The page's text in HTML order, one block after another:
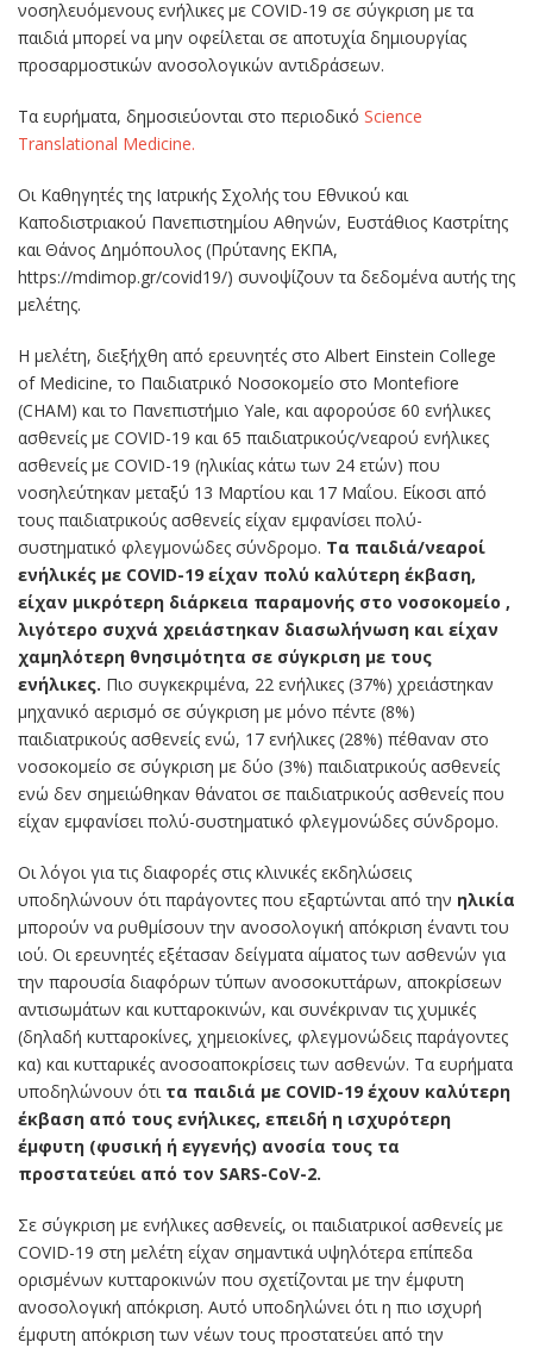
νοσηλευόμενους ενήλικες με COVID-19 σε σύγκριση με τα
παιδιά μπορεί να μην οφείλεται σε αποτυχία δημιουργίας
προσαρμοστικών ανοσολογικών αντιδράσεων.
Τα ευρήματα, δημοσιεύονται στο περιοδικό Science
Translational Medicine.
Οι Καθηγητές της Ιατρικής Σχολής του Εθνικού και
Καποδιστριακού Πανεπιστημίου Αθηνών, Ευστάθιος Καστρίτης
και Θάνος Δημόπουλος (Πρύτανης ΕΚΠΑ,
https://mdimop.gr/covid19/) συνοψίζουν τα δεδομένα αυτής της
μελέτης.
Η μελέτη, διεξήχθη από ερευνητές στο Albert Einstein College
of Medicine, το Παιδιατρικό Νοσοκομείο στο Montefiore
(CHAM) και το Πανεπιστήμιο Yale, και αφορούσε 60 ενήλικες
ασθενείς με COVID-19 και 65 παιδιατρικούς/νεαρού ενήλικες
ασθενείς με COVID-19 (ηλικίας κάτω των 24 ετών) που
νοσηλεύτηκαν μεταξύ 13 Μαρτίου και 17 Μαΐου. Είκοσι από
τους παιδιατρικούς ασθενείς είχαν εμφανίσει πολύ-
συστηματικό φλεγμονώδες σύνδρομο. Τα παιδιά/νεαροί
ενήλικές με COVID-19 είχαν πολύ καλύτερη έκβαση,
είχαν μικρότερη διάρκεια παραμονής στο νοσοκομείο ,
λιγότερο συχνά χρειάστηκαν διασωλήνωση και είχαν
χαμηλότερη θνησιμότητα σε σύγκριση με τους
ενήλικες. Πιο συγκεκριμένα, 22 ενήλικες (37%) χρειάστηκαν
μηχανικό αερισμό σε σύγκριση με μόνο πέντε (8%)
παιδιατρικούς ασθενείς ενώ, 17 ενήλικες (28%) πέθαναν στο
νοσοκομείο σε σύγκριση με δύο (3%) παιδιατρικούς ασθενείς
ενώ δεν σημειώθηκαν θάνατοι σε παιδιατρικούς ασθενείς που
είχαν εμφανίσει πολύ-συστηματικό φλεγμονώδες σύνδρομο.
Οι λόγοι για τις διαφορές στις κλινικές εκδηλώσεις
υποδηλώνουν ότι παράγοντες που εξαρτώνται από την ηλικία
μπορούν να ρυθμίσουν την ανοσολογική απόκριση έναντι του
ιού. Οι ερευνητές εξέτασαν δείγματα αίματος των ασθενών για
την παρουσία διαφόρων τύπων ανοσοκυττάρων, αποκρίσεων
αντισωμάτων και κυτταροκινών, και συνέκριναν τις χυμικές
(δηλαδή κυτταροκίνες, χημειοκίνες, φλεγμονώδεις παράγοντες
κα) και κυτταρικές ανοσοαποκρίσεις των ασθενών. Τα ευρήματα
υποδηλώνουν ότι τα παιδιά με COVID-19 έχουν καλύτερη
έκβαση από τους ενήλικες, επειδή η ισχυρότερη
έμφυτη (φυσική ή εγγενής) ανοσία τους τα
προστατεύει από τον SARS-CoV-2.
Σε σύγκριση με ενήλικες ασθενείς, οι παιδιατρικοί ασθενείς με
COVID-19 στη μελέτη είχαν σημαντικά υψηλότερα επίπεδα
ορισμένων κυτταροκινών που σχετίζονται με την έμφυτη
ανοσολογική απόκριση. Αυτό υποδηλώνει ότι η πιο ισχυρή
έμφυτη απόκριση των νέων τους προστατεύει από την